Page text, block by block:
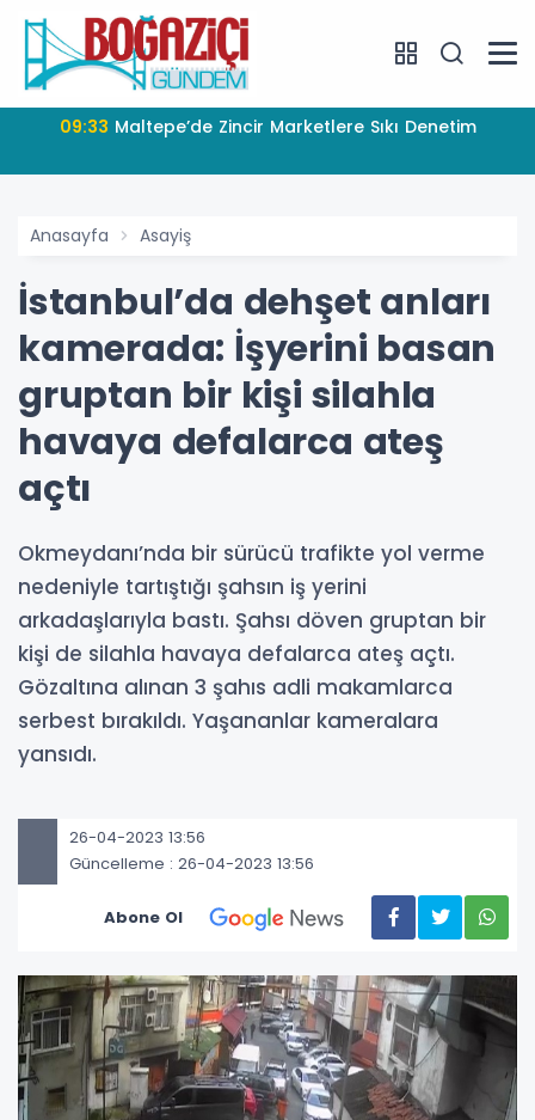
09:33 Maltepe’de Zincir Marketlere Sıkı Denetim
Anasayfa Asayiş
İstanbul’da dehşet anları
kamerada: İşyerini basan
gruptan bir kişi silahla
havaya defalarca ateş
açtı
Okmeydanı’nda bir sürücü trafikte yol verme
nedeniyle tartıştığı şahsın iş yerini
arkadaşlarıyla bastı. Şahsı döven gruptan bir
kişi de silahla havaya defalarca ateş açtı.
Gözaltına alınan 3 şahıs adli makamlarca
serbest bırakıldı. Yaşananlar kameralara
yansıdı.
26-04-2023 13:56
Güncelleme : 26-04-2023 13:56
Abone Ol